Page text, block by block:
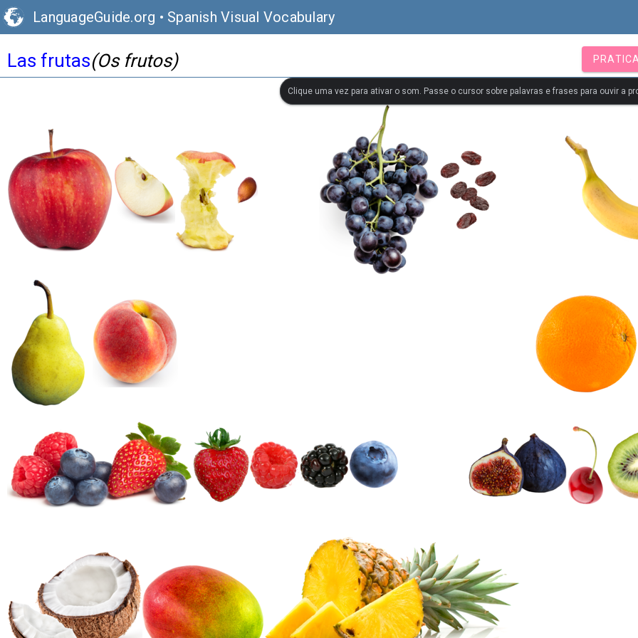
LanguageGuide.org • Spanish Visual Vocabulary
Las frutas(Os frutos)
Clique uma vez para ativar o som. Passe o cursor sobre palavras e frases para ouvir a